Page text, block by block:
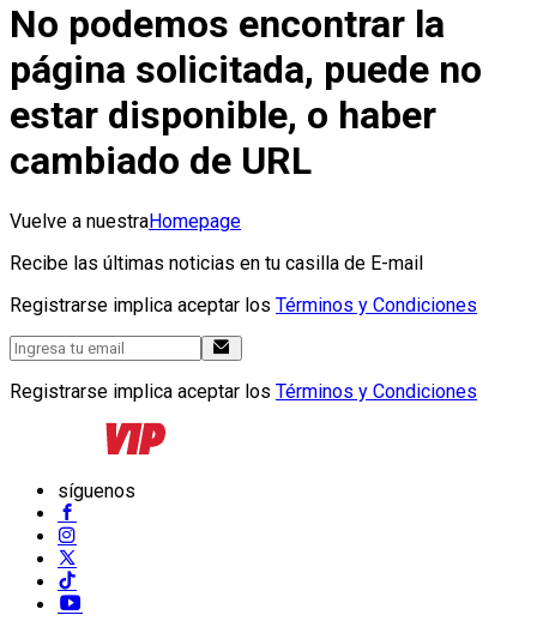
No podemos encontrar la
página solicitada, puede no
estar disponible, o haber
cambiado de URL
Vuelve a nuestraHomepage
Recibe las últimas noticias en tu casilla de E-mail
Registrarse implica aceptar los Términos y Condiciones
Registrarse implica aceptar los Términos y Condiciones
síguenos